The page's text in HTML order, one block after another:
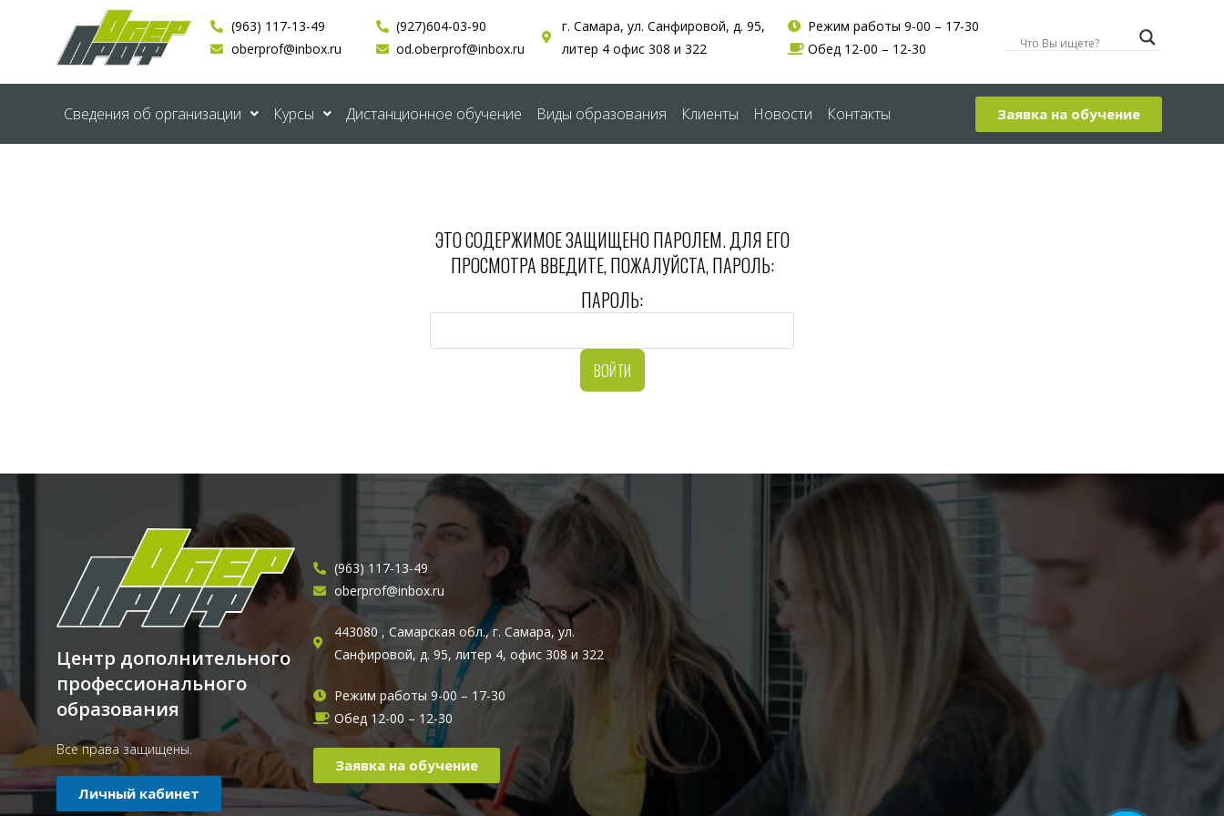
(963) 117-13-49
oberprof@inbox.ru
(927)604-03-90
od.oberprof@inbox.ru
г. Самара, ул. Санфировой, д. 95,
литер 4 офис 308 и 322
Режим работы 9-00 – 17-30
Обед 12-00 – 12-30
Сведения об организации Курсы Дистанционное обучение Виды образования Клиенты Новости Контакты Заявка на обучение
ЭТО СОДЕРЖИМОЕ ЗАЩИЩЕНО ПАРОЛЕМ. ДЛЯ ЕГО
ПРОСМОТРА ВВЕДИТЕ, ПОЖАЛУЙСТА, ПАРОЛЬ:
ПАРОЛЬ:
Центр дополнительного
профессионального
образования
Все права защищены.
Личный кабинет
(963) 117-13-49
oberprof@inbox.ru
443080 , Самарская обл., г. Самара, ул.
Санфировой, д. 95, литер 4, офис 308 и 322
Режим работы 9-00 – 17-30
Обед 12-00 – 12-30
Заявка на обучение